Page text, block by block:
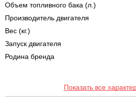
Объем топливного бака (л.)
Производитель двигателя
Вес (кг.)
Запуск двигателя
Родина бренда
Показать все